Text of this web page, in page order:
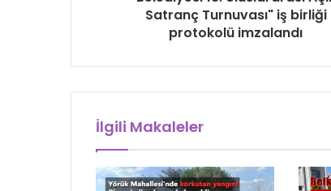
Satranç Turnuvası" iş birliği
protokolü imzalandı
İlgili Makaleler